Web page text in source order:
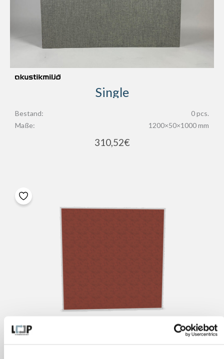
Single
Bestand:
0 pcs.
Maße:
1200×50×1000 mm
310,52€